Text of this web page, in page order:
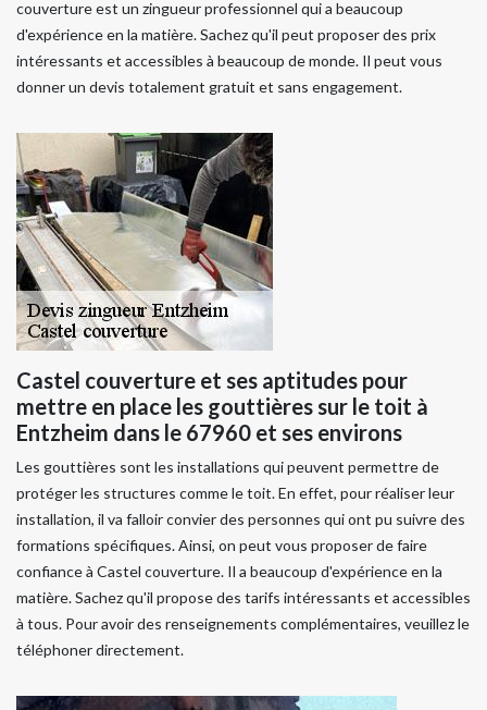
couverture est un zingueur professionnel qui a beaucoup
d'expérience en la matière. Sachez qu'il peut proposer des prix
intéressants et accessibles à beaucoup de monde. Il peut vous
donner un devis totalement gratuit et sans engagement.
Castel couverture et ses aptitudes pour
mettre en place les gouttières sur le toit à
Entzheim dans le 67960 et ses environs
Les gouttières sont les installations qui peuvent permettre de
protéger les structures comme le toit. En effet, pour réaliser leur
installation, il va falloir convier des personnes qui ont pu suivre des
formations spécifiques. Ainsi, on peut vous proposer de faire
confiance à Castel couverture. Il a beaucoup d'expérience en la
matière. Sachez qu'il propose des tarifs intéressants et accessibles
à tous. Pour avoir des renseignements complémentaires, veuillez le
téléphoner directement.